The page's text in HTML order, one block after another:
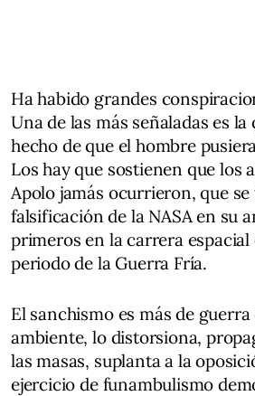
Ha habido grandes
Una de las más señaladas es la
hecho de que el hombre
Los hay que sostienen que los
Apolo jamás ocurrieron, que
falsificación de la NASA en su
primeros en la carrera
periodo de la Guerra Fría.
El sanchismo es más de
ambiente, lo distorsiona,
las masas, suplanta a la
ejercicio de funambulismo